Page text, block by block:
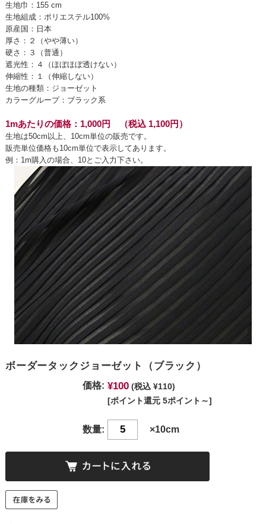
生地巾：155 cm
生地組成：ポリエステル100%
原産国：日本
厚さ：２（やや薄い）
硬さ：３（普通）
遮光性：４（ほぼほぼ透けない）
伸縮性：１（伸縮しない）
生地の種類：ジョーゼット
カラーグループ：ブラック系
1mあたりの価格：1,000円 （税込 1,100円）
生地は50cm以上、10cm単位の販売です。
販売単位価格も10cm単位で表示してあります。
例：1m購入の場合、10とご入力下さい。
ボーダータックジョーゼット（ブラック）
価格: ¥100 (税込 ¥110)
[ポイント還元 5ポイント～]
数量: ×10cm